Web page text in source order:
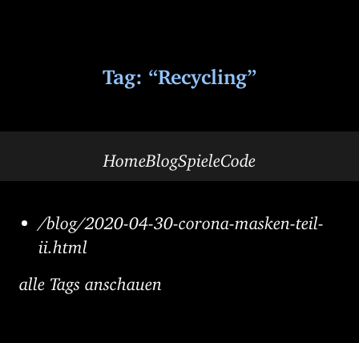
Tag: “Recycling”
HomeBlogSpieleCode
/blog/2020-04-30-corona-masken-teil-
ii.html
alle Tags anschauen